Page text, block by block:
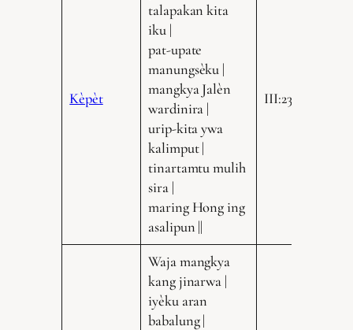
Kèpèt
talapakan kita
iku |
pat-upate
manungsèku |
mangkya Jalèn
wardinira |
urip-kita ywa
kalimput |
tinartamtu mulih
sira |
maring Hong ing
asalipun ||
III:235.19
Waja mangkya
kang jinarwa |
iyèku aran
babalung |